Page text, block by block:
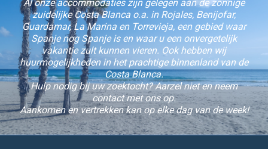
Al onze accommodaties zijn gelegen aan de zonnige
zuidelijke Costa Blanca o.a. in Rojales, Benijofar,
Guardamar, La Marina en Torrevieja, een gebied waar
Spanje nog Spanje is en waar u een onvergetelijk
vakantie zult kunnen vieren. Ook hebben wij
huurmogelijkheden in het prachtige binnenland van de
Costa Blanca.
Hulp nodig bij uw zoektocht? Aarzel niet en neem
contact met ons op.
Aankomen en vertrekken kan op elke dag van de week!